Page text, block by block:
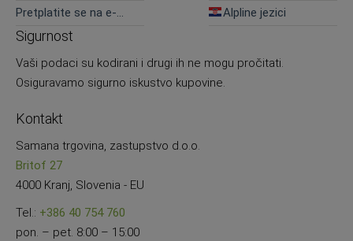
Pretplatite se na e-
Alpline jezici
Sigurnost
Vaši podaci su kodirani i drugi ih ne mogu pročitati.
Osiguravamo sigurno iskustvo kupovine.
Kontakt
Samana trgovina, zastupstvo d.o.o.
Britof 27
4000 Kranj, Slovenia - EU
Tel.: +386 40 754 760
pon. – pet. 8:00 – 15:00